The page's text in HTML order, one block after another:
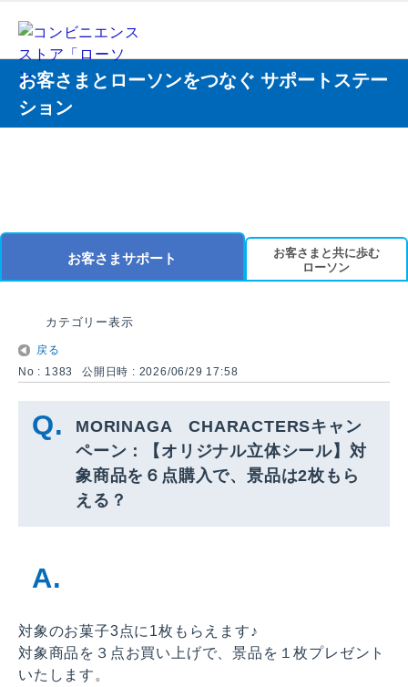
お客さまとローソンをつなぐ サポートステー
ション
お客さまサポート
お客さまと共に歩む
ローソン
カテゴリー表示
戻る
No : 1383
公開日時 : 2026/06/29 17:58
MORINAGA CHARACTERSキャン
ペーン：【オリジナル立体シール】対
象商品を６点購入で、景品は2枚もら
える？
対象のお菓子3点に1枚もらえます♪
対象商品を３点お買い上げで、景品を１枚プレゼント
いたします。